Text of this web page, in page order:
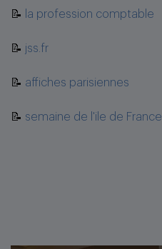
📝 la profession comptable
📝 jss.fr
📝 affiches parisiennes
📝 semaine de l'ile de France